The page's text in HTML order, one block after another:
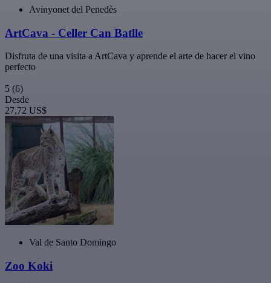
Avinyonet del Penedès
ArtCava - Celler Can Batlle
Disfruta de una visita a ArtCava y aprende el arte de hacer el vino
perfecto
5 (6)
Desde
27,72 US$
Val de Santo Domingo
Zoo Koki